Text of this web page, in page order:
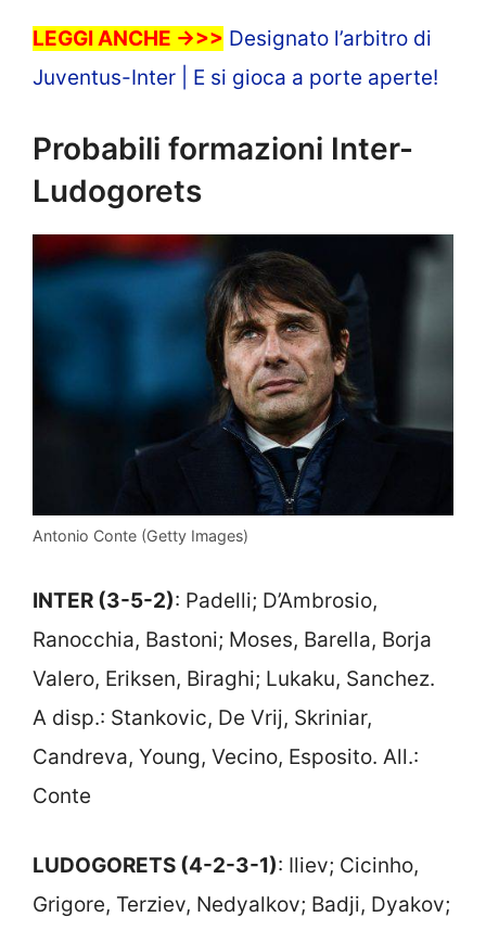
LEGGI ANCHE ->>> Designato l’arbitro di
Juventus-Inter | E si gioca a porte aperte!
Probabili formazioni Inter-
Ludogorets
Antonio Conte (Getty Images)
INTER (3-5-2): Padelli; D’Ambrosio,
Ranocchia, Bastoni; Moses, Barella, Borja
Valero, Eriksen, Biraghi; Lukaku, Sanchez.
A disp.: Stankovic, De Vrij, Skriniar,
Candreva, Young, Vecino, Esposito. All.:
Conte
LUDOGORETS (4-2-3-1): Iliev; Cicinho,
Grigore, Terziev, Nedyalkov; Badji, Dyakov;